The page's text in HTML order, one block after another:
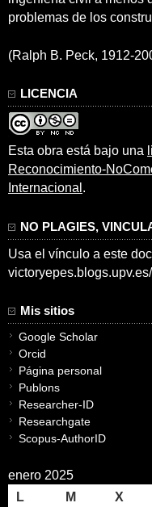
problemas de los
(Ralph B. Peck, 1912-
LICENCIA
Esta obra está bajo una
Reconocimiento-
Internacional .
NO PLAGIES,
Usa el vínculo a este
victoryepes.blogs.upv.es/
Mis sitios
Google Scholar
Orcid
Página personal
Publons
Researcher-ID
Researchgate
Scopus-AuthorID
enero 2025
L
M X